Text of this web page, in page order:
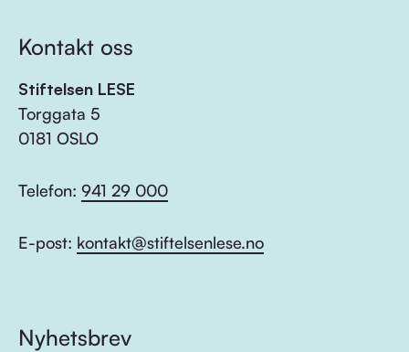
Kontakt oss
Stiftelsen LESE
Torggata 5
0181 OSLO
Telefon: 941 29 000
E-post: kontakt@stiftelsenlese.no
Nyhetsbrev